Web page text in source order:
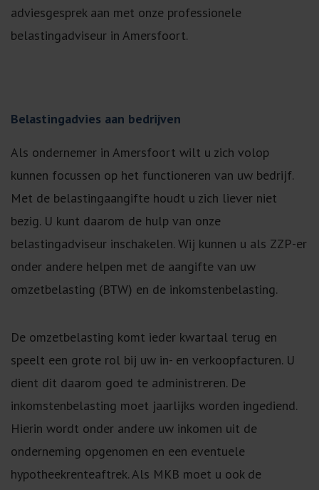
adviesgesprek aan met onze professionele
belastingadviseur in Amersfoort.
Belastingadvies aan bedrijven
Als ondernemer in Amersfoort wilt u zich volop
kunnen focussen op het functioneren van uw bedrijf.
Met de belastingaangifte houdt u zich liever niet
bezig. U kunt daarom de hulp van onze
belastingadviseur inschakelen. Wij kunnen u als ZZP-er
onder andere helpen met de aangifte van uw
omzetbelasting (BTW) en de inkomstenbelasting.
De omzetbelasting komt ieder kwartaal terug en
speelt een grote rol bij uw in- en verkoopfacturen. U
dient dit daarom goed te administreren. De
inkomstenbelasting moet jaarlijks worden ingediend.
Hierin wordt onder andere uw inkomen uit de
onderneming opgenomen en een eventuele
hypotheekrenteaftrek. Als MKB moet u ook de